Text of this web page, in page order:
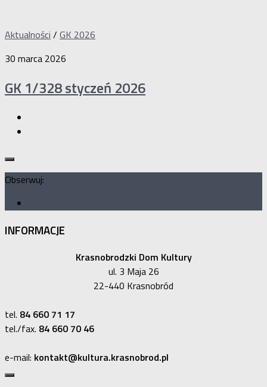
Aktualności / GK 2026
30 marca 2026
GK 1/328 styczeń 2026
Obserwuj:
INFORMACJE
Krasnobrodzki Dom Kultury
ul. 3 Maja 26
22-440 Krasnobród
tel. 84 660 71 17
tel./fax. 84 660 70 46
e-mail: kontakt@kultura.krasnobrod.pl